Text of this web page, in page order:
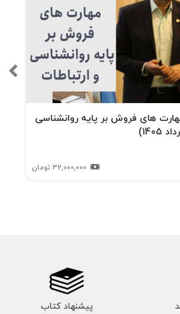
های فروش بر پایه روانشناسی
32,000,000 تومان
پیشنهاد کتاب